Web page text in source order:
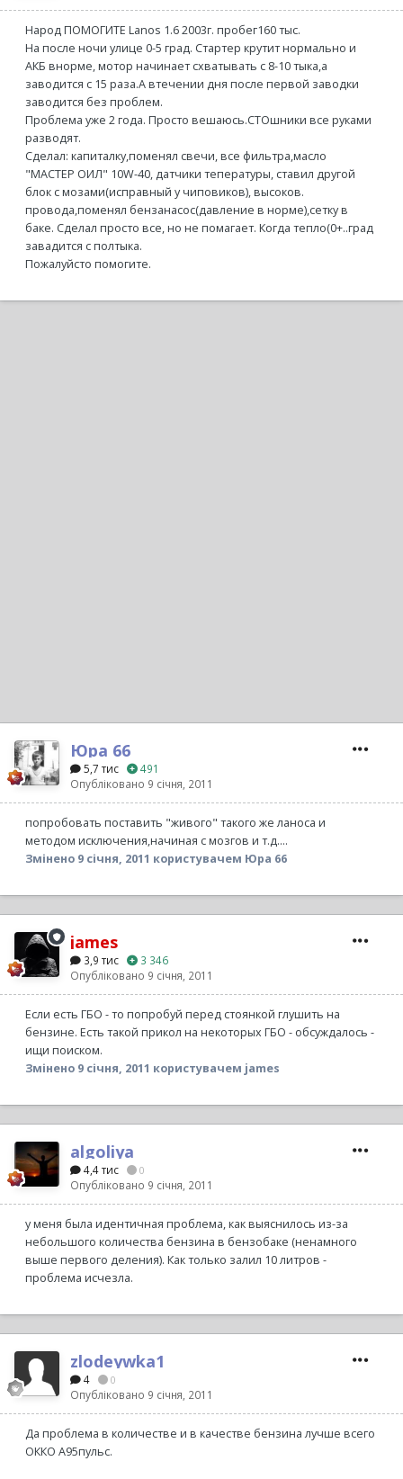
Народ ПОМОГИТЕ Lanos 1.6 2003г. пробег160 тыс.
На после ночи улице 0-5 град. Стартер крутит нормально и
АКБ внорме, мотор начинает схватывать с 8-10 тыка,а
заводится с 15 раза.А втечении дня после первой заводки
заводится без проблем.
Проблема уже 2 года. Просто вешаюсь.СТОшники все руками
разводят.
Сделал: капиталку,поменял свечи, все фильтра,масло
"МАСТЕР ОИЛ" 10W-40, датчики тепературы, ставил другой
блок с мозами(исправный у чиповиков), высоков.
провода,поменял бензанасос(давление в норме),сетку в
баке. Сделал просто все, но не помагает. Когда тепло(0+..град
завадится с полтыка.
Пожалуйсто помогите.
Юра 66
5,7 тис
491
Опубліковано 9 січня, 2011
попробовать поставить "живого" такого же ланоса и
методом исключения,начиная с мозгов и т.д....
Змінено 9 січня, 2011 користувачем Юра 66
james
3,9 тис
3 346
Опубліковано 9 січня, 2011
Если есть ГБО - то попробуй перед стоянкой глушить на
бензине. Есть такой прикол на некоторых ГБО - обсуждалось -
ищи поиском.
Змінено 9 січня, 2011 користувачем james
algoliya
4,4 тис 0
Опубліковано 9 січня, 2011
у меня была идентичная проблема, как выяснилось из-за
небольшого количества бензина в бензобаке (ненамного
выше первого деления). Как только залил 10 литров -
проблема исчезла.
zlodeywka1
4 0
Опубліковано 9 січня, 2011
Да проблема в количестве и в качестве бензина лучше всего
ОККО А95пульс.